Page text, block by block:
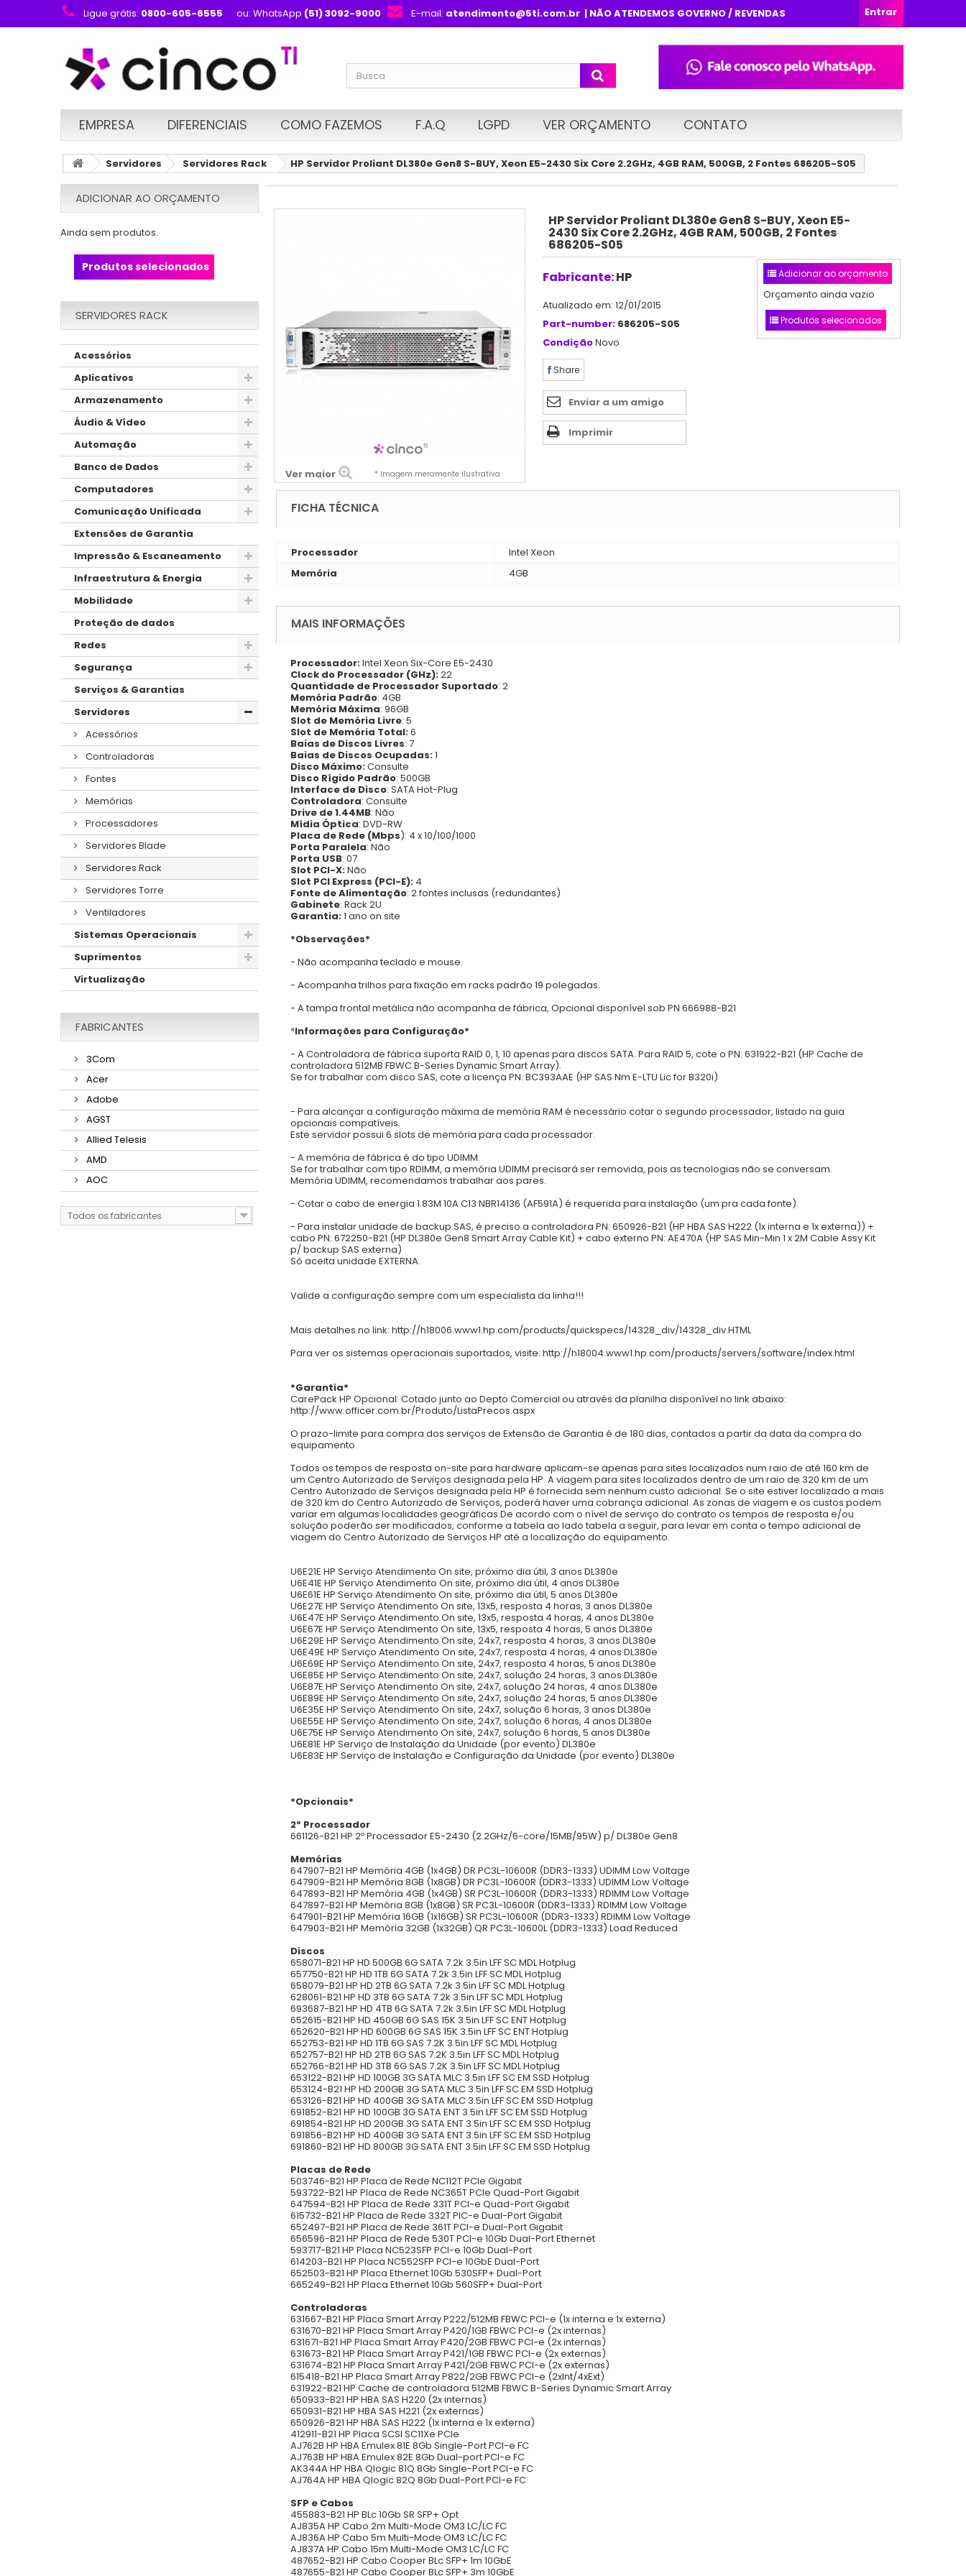
Entrar
Ligue grátis: 0800-605-6555 ou: WhatsApp (51) 3092-9000 E-mail: atendimento@5ti.com.br| NÃO ATENDEMOS GOVERNO / REVENDAS
EMPRESA DIFERENCIAIS COMO FAZEMOS F.A.Q LGPD VER ORÇAMENTO CONTATO
Servidores Servidores Rack HP Servidor Proliant DL380e Gen8 S-BUY, Xeon E5-2430 Six Core 2.2GHz, 4GB RAM, 500GB, 2 Fontes 686205-S05
ADICIONAR AO ORÇAMENTO
Ainda sem produtos.
Produtos selecionados
SERVIDORES RACK
Acessórios
Aplicativos
Armazenamento
Áudio & Vídeo
Automação
Banco de Dados
Computadores
Comunicação Unificada
Extensões de Garantia
Impressão & Escaneamento
Infraestrutura & Energia
Mobilidade
Proteção de dados
Redes
Segurança
Serviços & Garantias
Servidores
Acessórios
Controladoras
Fontes
Memórias
Processadores
Servidores Blade
Servidores Rack
Servidores Torre
Ventiladores
Sistemas Operacionais
Suprimentos
Virtualização
FABRICANTES
3Com
Acer
Adobe
AGST
Allied Telesis
AMD
AOC
Todos os fabricantes
Ver maior * Imagem meramente ilustrativa
HP Servidor Proliant DL380e Gen8 S-BUY, Xeon E5-
2430 Six Core 2.2GHz, 4GB RAM, 500GB, 2 Fontes
686205-S05
Fabricante:HP
Atualizado em: 12/01/2015
Part-number: 686205-S05
CondiçãoNovo
Share
Enviar a um amigo
Imprimir
Adicionar ao orçamento
Orçamento ainda vazio
Produtos selecionados
FICHA TÉCNICA
Processador
Intel Xeon
Memória
4GB
MAIS INFORMAÇÕES
Processador:Intel Xeon Six-Core E5-2430
Clock do Processador (GHz):22
Quantidade de Processador Suportado: 2
Memória Padrão: 4GB
Memória Máxima: 96GB
Slot de Memória Livre: 5
Slot de Memória Total:6
Baias de Discos Livres: 7
Baias de Discos Ocupadas:1
Disco Máximo:Consulte
Disco Rígido Padrão: 500GB
Interface de Disco: SATA Hot-Plug
Controladora: Consulte
Drive de 1.44MB: Não
Mídia Óptica: DVD-RW
Placa de Rede (Mbps): 4 x 10/100/1000
Porta Paralela: Não
Porta USB: 07
Slot PCI-X:Não
Slot PCI Express (PCI-E): 4
Fonte de Alimentação: 2 fontes inclusas (redundantes)
Gabinete: Rack 2U
Garantia:1 ano on site
*Observações*
- Não acompanha teclado e mouse.
- Acompanha trilhos para fixação em racks padrão 19 polegadas.
- A tampa frontal metálica não acompanha de fábrica, Opcional disponível sob PN 666988-B21
*Informações para Configuração*
- A Controladora de fábrica suporta RAID 0, 1, 10 apenas para discos SATA. Para RAID 5, cote o PN: 631922-B21 (HP Cache de
controladora 512MB FBWC B-Series Dynamic Smart Array).
Se for trabalhar com disco SAS, cote a licença PN: BC393AAE (HP SAS Nm E-LTU Lic for B320i)
- Para alcançar a configuração máxima de memória RAM é necessário cotar o segundo processador, listado na guia
opcionais compatíveis.
Este servidor possui 6 slots de memória para cada processador.
- A memória de fábrica é do tipo UDIMM.
Se for trabalhar com tipo RDIMM, a memória UDIMM precisará ser removida, pois as tecnologias não se conversam.
Memória UDIMM, recomendamos trabalhar aos pares.
- Cotar o cabo de energia 1.83M 10A C13 NBR14136 (AF591A) é requerida para instalação (um pra cada fonte).
- Para instalar unidade de backup SAS, é preciso a controladora PN: 650926-B21 (HP HBA SAS H222 (1x interna e 1x externa)) +
cabo PN: 672250-B21 (HP DL380e Gen8 Smart Array Cable Kit) + cabo externo PN: AE470A (HP SAS Min-Min 1 x 2M Cable Assy Kit
p/ backup SAS externa)
Só aceita unidade EXTERNA.
Valide a configuração sempre com um especialista da linha!!!
Mais detalhes no link: http://h18006.www1.hp.com/products/quickspecs/14328_div/14328_div.HTML
Para ver os sistemas operacionais suportados, visite: http://h18004.www1.hp.com/products/servers/software/index.html
*Garantia*
CarePack HP Opcional: Cotado junto ao Depto Comercial ou através da planilha disponível no link abaixo:
http://www.officer.com.br/Produto/ListaPrecos.aspx
O prazo-limite para compra dos serviços de Extensão de Garantia é de 180 dias, contados a partir da data da compra do
equipamento.
Todos os tempos de resposta on-site para hardware aplicam-se apenas para sites localizados num raio de até 160 km de
um Centro Autorizado de Serviços designada pela HP. A viagem para sites localizados dentro de um raio de 320 km de um
Centro Autorizado de Serviços designada pela HP é fornecida sem nenhum custo adicional. Se o site estiver localizado a mais
de 320 km do Centro Autorizado de Serviços, poderá haver uma cobrança adicional. As zonas de viagem e os custos podem
variar em algumas localidades geográficas.De acordo com o nível de serviço do contrato os tempos de resposta e/ou
solução poderão ser modificados, conforme a tabela ao lado tabela a seguir, para levar em conta o tempo adicional de
viagem do Centro Autorizado de Serviços HP até a localização do equipamento.
U6E21E HP Serviço Atendimento On site, próximo dia útil, 3 anos DL380e
U6E41E HP Serviço Atendimento On site, próximo dia útil, 4 anos DL380e
U6E61E HP Serviço Atendimento On site, próximo dia útil, 5 anos DL380e
U6E27E HP Serviço Atendimento On site, 13x5, resposta 4 horas, 3 anos DL380e
U6E47E HP Serviço Atendimento On site, 13x5, resposta 4 horas, 4 anos DL380e
U6E67E HP Serviço Atendimento On site, 13x5, resposta 4 horas, 5 anos DL380e
U6E29E HP Serviço Atendimento On site, 24x7, resposta 4 horas, 3 anos DL380e
U6E49E HP Serviço Atendimento On site, 24x7, resposta 4 horas, 4 anos DL380e
U6E69E HP Serviço Atendimento On site, 24x7, resposta 4 horas, 5 anos DL380e
U6E85E HP Serviço Atendimento On site, 24x7, solução 24 horas, 3 anos DL380e
U6E87E HP Serviço Atendimento On site, 24x7, solução 24 horas, 4 anos DL380e
U6E89E HP Serviço Atendimento On site, 24x7, solução 24 horas, 5 anos DL380e
U6E35E HP Serviço Atendimento On site, 24x7, solução 6 horas, 3 anos DL380e
U6E55E HP Serviço Atendimento On site, 24x7, solução 6 horas, 4 anos DL380e
U6E75E HP Serviço Atendimento On site, 24x7, solução 6 horas, 5 anos DL380e
U6E81E HP Serviço de Instalação da Unidade (por evento) DL380e
U6E83E HP Serviço de Instalação e Configuração da Unidade (por evento) DL380e
*Opcionais*
2º Processador
661126-B21 HP 2º Processador E5-2430 (2.2GHz/6-core/15MB/95W) p/ DL380e Gen8
Memórias
647907-B21 HP Memória 4GB (1x4GB) DR PC3L-10600R (DDR3-1333) UDIMM Low Voltage
647909-B21 HP Memória 8GB (1x8GB) DR PC3L-10600R (DDR3-1333) UDIMM Low Voltage
647893-B21 HP Memória 4GB (1x4GB) SR PC3L-10600R (DDR3-1333) RDIMM Low Voltage
647897-B21 HP Memória 8GB (1x8GB) SR PC3L-10600R (DDR3-1333) RDIMM Low Voltage
647901-B21 HP Memória 16GB (1x16GB) SR PC3L-10600R (DDR3-1333) RDIMM Low Voltage
647903-B21 HP Memória 32GB (1x32GB) QR PC3L-10600L (DDR3-1333) Load Reduced
Discos
658071-B21 HP HD 500GB 6G SATA 7.2k 3.5in LFF SC MDL Hotplug
657750-B21 HP HD 1TB 6G SATA 7.2k 3.5in LFF SC MDL Hotplug
658079-B21 HP HD 2TB 6G SATA 7.2k 3.5in LFF SC MDL Hotplug
628061-B21 HP HD 3TB 6G SATA 7.2k 3.5in LFF SC MDL Hotplug
693687-B21 HP HD 4TB 6G SATA 7.2k 3.5in LFF SC MDL Hotplug
652615-B21 HP HD 450GB 6G SAS 15K 3.5in LFF SC ENT Hotplug
652620-B21 HP HD 600GB 6G SAS 15K 3.5in LFF SC ENT Hotplug
652753-B21 HP HD 1TB 6G SAS 7.2K 3.5in LFF SC MDL Hotplug
652757-B21 HP HD 2TB 6G SAS 7.2K 3.5in LFF SC MDL Hotplug
652766-B21 HP HD 3TB 6G SAS 7.2K 3.5in LFF SC MDL Hotplug
653122-B21 HP HD 100GB 3G SATA MLC 3.5in LFF SC EM SSD Hotplug
653124-B21 HP HD 200GB 3G SATA MLC 3.5in LFF SC EM SSD Hotplug
653126-B21 HP HD 400GB 3G SATA MLC 3.5in LFF SC EM SSD Hotplug
691852-B21 HP HD 100GB 3G SATA ENT 3.5in LFF SC EM SSD Hotplug
691854-B21 HP HD 200GB 3G SATA ENT 3.5in LFF SC EM SSD Hotplug
691856-B21 HP HD 400GB 3G SATA ENT 3.5in LFF SC EM SSD Hotplug
691860-B21 HP HD 800GB 3G SATA ENT 3.5in LFF SC EM SSD Hotplug
Placas de Rede
503746-B21 HP Placa de Rede NC112T PCIe Gigabit
593722-B21 HP Placa de Rede NC365T PCIe Quad-Port Gigabit
647594-B21 HP Placa de Rede 331T PCI-e Quad-Port Gigabit
615732-B21 HP Placa de Rede 332T PIC-e Dual-Port Gigabit
652497-B21 HP Placa de Rede 361T PCI-e Dual-Port Gigabit
656596-B21 HP Placa de Rede 530T PCI-e 10Gb Dual-Port Ethernet
593717-B21 HP Placa NC523SFP PCI-e 10Gb Dual-Port
614203-B21 HP Placa NC552SFP PCI-e 10GbE Dual-Port
652503-B21 HP Placa Ethernet 10Gb 530SFP+ Dual-Port
665249-B21 HP Placa Ethernet 10Gb 560SFP+ Dual-Port
Controladoras
631667-B21 HP Placa Smart Array P222/512MB FBWC PCI-e (1x interna e 1x externa)
631670-B21 HP Placa Smart Array P420/1GB FBWC PCI-e (2x internas)
631671-B21 HP Placa Smart Array P420/2GB FBWC PCI-e (2x internas)
631673-B21 HP Placa Smart Array P421/1GB FBWC PCI-e (2x externas)
631674-B21 HP Placa Smart Array P421/2GB FBWC PCI-e (2x externas)
615418-B21 HP Placa Smart Array P822/2GB FBWC PCI-e (2xInt/4xExt)
631922-B21 HP Cache de controladora 512MB FBWC B-Series Dynamic Smart Array
650933-B21 HP HBA SAS H220 (2x internas)
650931-B21 HP HBA SAS H221 (2x externas)
650926-B21 HP HBA SAS H222 (1x interna e 1x externa)
412911-B21 HP Placa SCSI SC11Xe PCIe
AJ762B HP HBA Emulex 81E 8Gb Single-Port PCI-e FC
AJ763B HP HBA Emulex 82E 8Gb Dual-port PCI-e FC
AK344A HP HBA Qlogic 81Q 8Gb Single-Port PCI-e FC
AJ764A HP HBA Qlogic 82Q 8Gb Dual-Port PCI-e FC
SFP e Cabos
455883-B21 HP BLc 10Gb SR SFP+ Opt
AJ835A HP Cabo 2m Multi-Mode OM3 LC/LC FC
AJ836A HP Cabo 5m Multi-Mode OM3 LC/LC FC
AJ837A HP Cabo 15m Multi-Mode OM3 LC/LC FC
487652-B21 HP Cabo Cooper BLc SFP+ 1m 10GbE
487655-B21 HP Cabo Cooper BLc SFP+ 3m 10GbE